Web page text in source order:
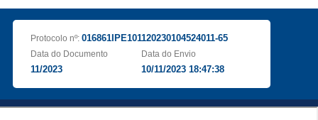
Protocolo nº: 016861IPE101120230104524011-65
Data do Documento
11/2023
Data do Envio
10/11/2023 18:47:38